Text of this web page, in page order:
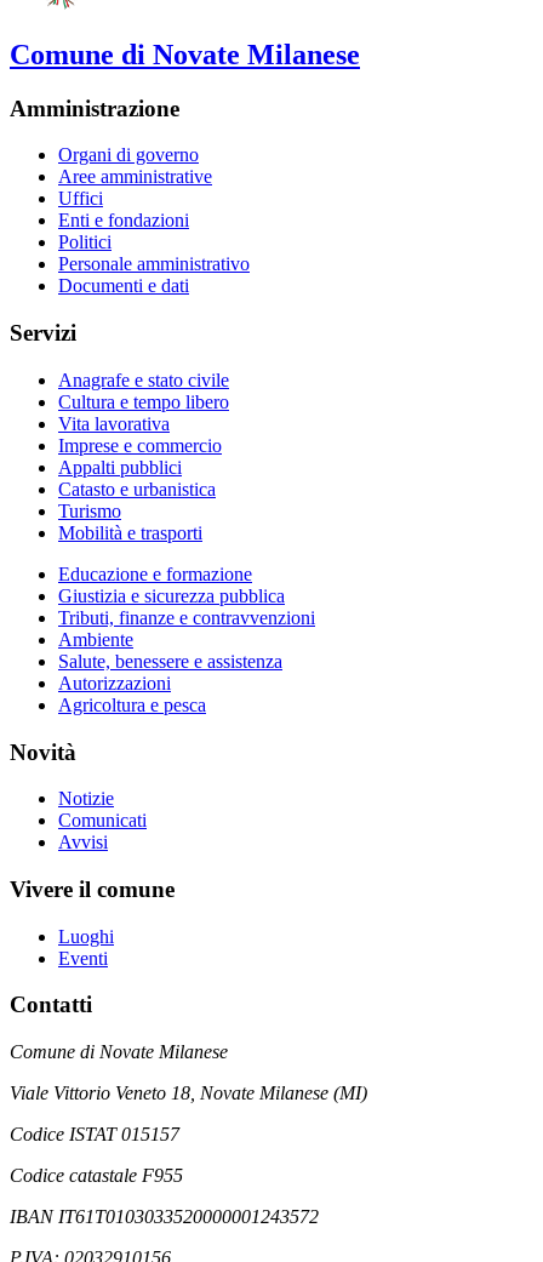
Comune di Novate Milanese
Amministrazione
Organi di governo
Aree amministrative
Uffici
Enti e fondazioni
Politici
Personale amministrativo
Documenti e dati
Servizi
Anagrafe e stato civile
Cultura e tempo libero
Vita lavorativa
Imprese e commercio
Appalti pubblici
Catasto e urbanistica
Turismo
Mobilità e trasporti
Educazione e formazione
Giustizia e sicurezza pubblica
Tributi, finanze e contravvenzioni
Ambiente
Salute, benessere e assistenza
Autorizzazioni
Agricoltura e pesca
Novità
Notizie
Comunicati
Avvisi
Vivere il comune
Luoghi
Eventi
Contatti
Comune di Novate Milanese
Viale Vittorio Veneto 18, Novate Milanese (MI)
Codice ISTAT 015157
Codice catastale F955
IBAN IT61T0103033520000001243572